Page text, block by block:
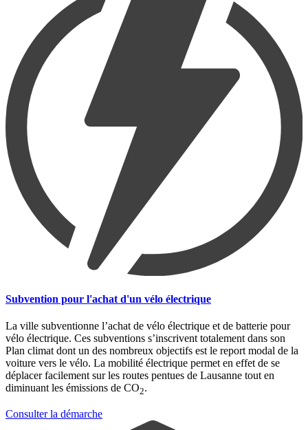
Subvention pour l'achat d'un vélo électrique
La ville subventionne l’achat de vélo électrique et de batterie pour
vélo électrique. Ces subventions s’inscrivent totalement dans son
Plan climat dont un des nombreux objectifs est le report modal de la
voiture vers le vélo. La mobilité électrique permet en effet de se
déplacer facilement sur les routes pentues de Lausanne tout en
diminuant les émissions de CO2.
Consulter la démarche